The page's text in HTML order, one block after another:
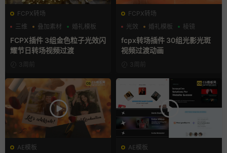
FCPX转场
三维
叠加素材 婚礼模板
FCPX插件 3组金色粒子光效闪
耀节日转场视频过渡
3周前
FCPX转场
光效
婚礼模板 棱镜
fcpx转场插件 30组光影光斑
视频过渡动画
3周前
AE模板
AE模板